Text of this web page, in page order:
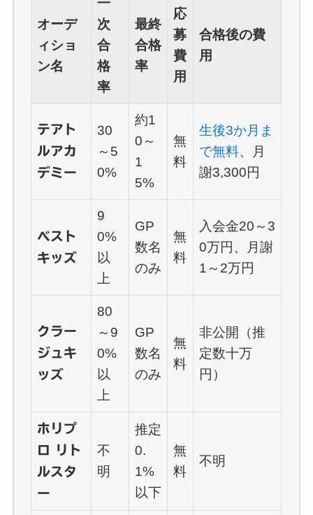
オーデ
ィショ
ン名
一
次
合
格
率
最終
合格
率
応
募
費
用
合格後の費
用
テアト
ルアカ
デミー
30
～5
0%
約1
0～
1
5%
無
料
生後3か月ま
で無料、月
謝3,300円
ベスト
キッズ
9
0%
以
上
GP
数名
のみ
無
料
入会金20～3
0万円、月謝
1～2万円
クラー
ジュキ
ッズ
80
～9
0%
以
上
GP
数名
のみ
無
料
非公開（推
定数十万
円）
ホリプ
ロ リト
ルスタ
ー
不
明
推定
0.
1%
以下
無
料
不明